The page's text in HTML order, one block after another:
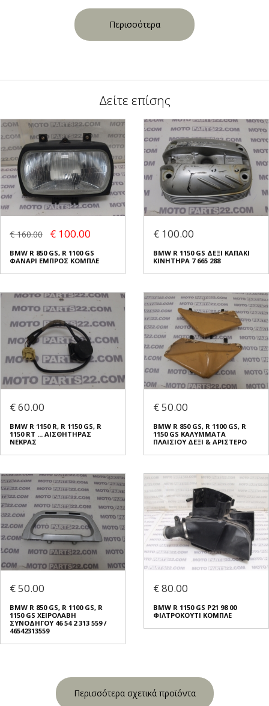
Περισσότερα
Δείτε επίσης
€ 160.00 € 100.00
BMW R 850 GS, R 1100 GS
ΦΑΝΑΡΙ ΕΜΠΡΟΣ ΚΟΜΠΛΕ
€ 100.00
BMW R 1150 GS ΔΕΞΙ ΚΑΠΑΚΙ
ΚΙΝΗΤΗΡΑ 7 665 288
€ 60.00
BMW R 1150 R, R 1150 GS, R
1150 RT ... ΑΙΣΘΗΤΗΡΑΣ
ΝΕΚΡΑΣ
€ 50.00
BMW R 850 GS, R 1100 GS, R
1150 GS ΚΑΛΥΜΜΑΤΑ
ΠΛΑΙΣΙΟΥ ΔΕΞΙ & ΑΡΙΣΤΕΡΟ
€ 50.00
BMW R 850 GS, R 1100 GS, R
1150 GS ΧΕΙΡΟΛΑΒΗ
ΣΥΝΟΔΗΓΟΥ 46 54 2 313 559 /
46542313559
€ 80.00
BMW R 1150 GS Ρ21 98 00
ΦΙΛΤΡΟΚΟΥΤΙ ΚΟΜΠΛΕ
Περισσότερα σχετικά προϊόντα